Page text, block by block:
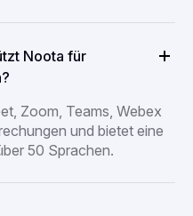
Noota für
Zoom, Teams, Webex
und bietet eine
50 Sprachen.